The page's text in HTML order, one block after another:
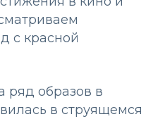
с красной
ряд образов в
в струящемся